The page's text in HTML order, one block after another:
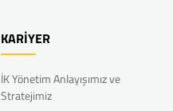
KARİYER
İK Yönetim Anlayışımız ve
Stratejimiz